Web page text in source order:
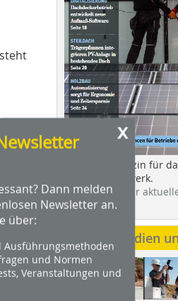
x
Dann melden
Newsletter an.
über:
Ausführungsmethoden
und Normen
Veranstaltungen und
Das Profimagazin für
Holzbauhandwerk.
Hier geht es zur
dach+holzbau.
Weitere Medien